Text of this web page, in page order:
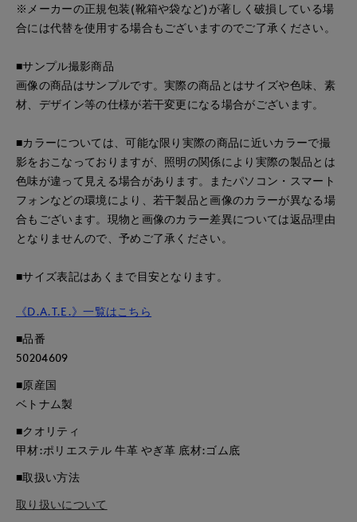
※メーカーの正規包装(靴箱や袋など)が著しく破損している場
合には代替を使用する場合もございますのでご了承ください。
■サンプル撮影商品
画像の商品はサンプルです。実際の商品とはサイズや色味、素
材、デザイン等の仕様が若干変更になる場合がございます。
■カラーについては、可能な限り実際の商品に近いカラーで撮
影をおこなっておりますが、照明の関係により実際の製品とは
色味が違って見える場合があります。またパソコン・スマート
フォンなどの環境により、若干製品と画像のカラーが異なる場
合もございます。現物と画像のカラー差異については返品理由
となりませんので、予めご了承ください。
■サイズ表記はあくまで目安となります。
《D.A.T.E.》一覧はこちら
■品番
50204609
■原産国
ベトナム製
■クオリティ
甲材:ポリエステル 牛革 やぎ革 底材:ゴム底
■取扱い方法
取り扱いについて